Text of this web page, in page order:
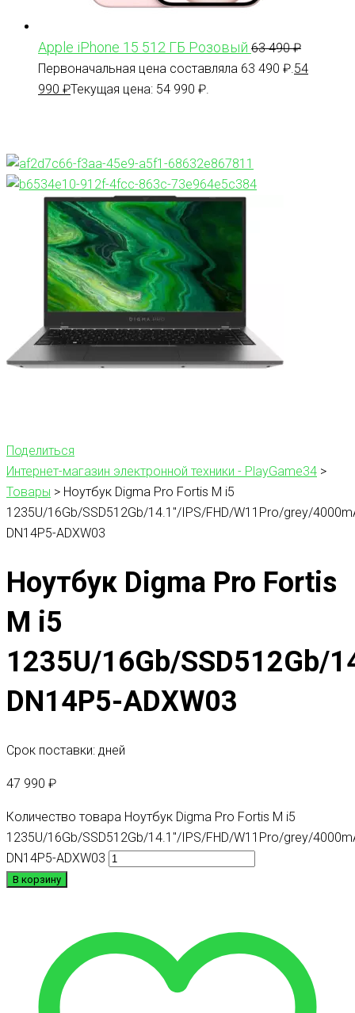
Apple iPhone 15 512 ГБ Розовый 63 490₽
Первоначальная цена составляла 63 490 ₽. 54
990 ₽Текущая цена: 54 990 ₽.
Поделиться
Интернет-магазин электронной техники - PlayGame34 >
Товары > Ноутбук Digma Pro Fortis M i5
1235U/16Gb/SSD512Gb/14.1″/IPS/FHD/W11Pro/grey/
DN14P5-ADXW03
Ноутбук Digma Pro Fortis
M i5
1235U/16Gb/SSD512Gb/
DN14P5-ADXW03
Срок поставки: дней
47 990 ₽
Количество товара Ноутбук Digma Pro Fortis M i5
1235U/16Gb/SSD512Gb/14.1"/IPS/FHD/W11Pro/grey/
DN14P5-ADXW03
В корзину